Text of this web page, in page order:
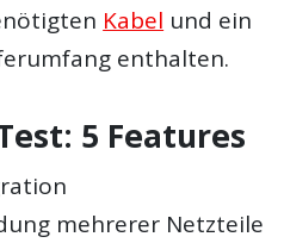
Kabel und ein
enthalten.
5 Features
mehrerer Netzteile